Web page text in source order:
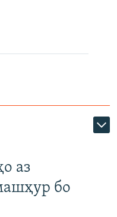
аз
бо